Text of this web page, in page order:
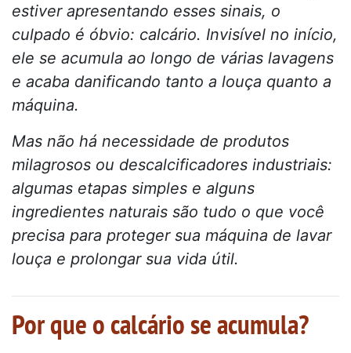
estiver apresentando esses sinais, o
culpado é óbvio: calcário. Invisível no início,
ele se acumula ao longo de várias lavagens
e acaba danificando tanto a louça quanto a
máquina.
Mas não há necessidade de produtos
milagrosos ou descalcificadores industriais:
algumas etapas simples e alguns
ingredientes naturais são tudo o que você
precisa para proteger sua máquina de lavar
louça e prolongar sua vida útil.
Por que o calcário se acumula?